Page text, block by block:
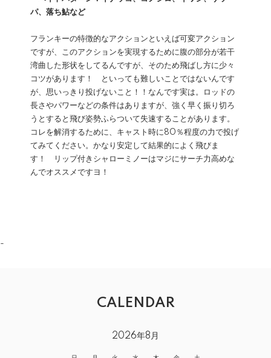
パ、落ち鮎など
フランキーの特徴的なアクションといえば可変アクション
ですが、このアクションを実現するために腹の部分が若干
湾曲した形状をしてるんですが、そのため飛ばし方に少々
コツがあります！ といっても難しいことではないんです
が、思いっきり投げないこと！！なんです実は。ロッドの
長さやパワーなどの条件はありますが、強く早く振り切ろ
うとすると飛び姿勢ふらついて失速することがあります。
コレを解消するために、キャスト時に80％程度の力で投げ
てみてください。かなり安定して結果的によく飛びま
す！ リップ付きシャローミノーはマジにサーチ力高めな
んでオススメですヨ！
-
CALENDAR
2026年8月